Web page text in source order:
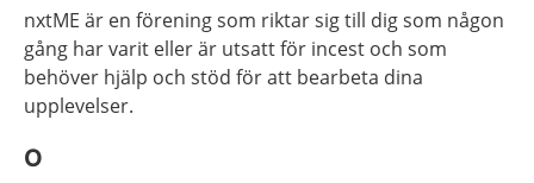
nxtME är en förening som riktar sig till dig som någon
gång har varit eller är utsatt för incest och som
behöver hjälp och stöd för att bearbeta dina
upplevelser.
O